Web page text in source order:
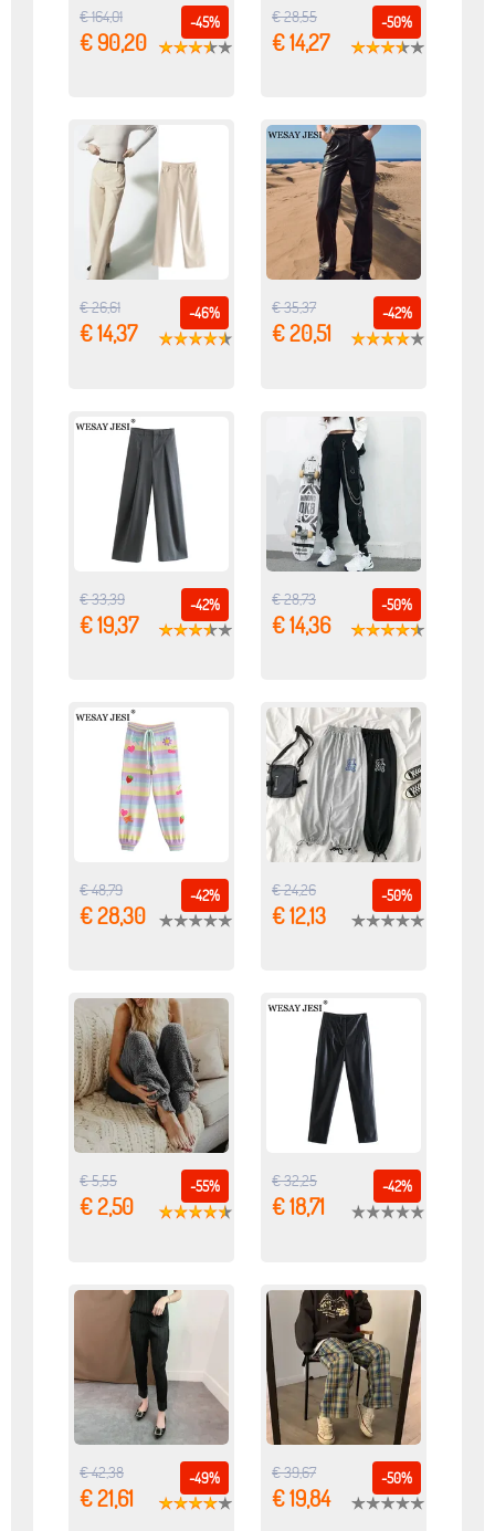
-45%
€ 164,01
€ 90,20
-50%
€ 28,55
€ 14,27
-46%
€ 26,61
€ 14,37
-42%
€ 35,37
€ 20,51
-42%
€ 33,39
€ 19,37
-50%
€ 28,73
€ 14,36
-42%
€ 48,79
€ 28,30
-50%
€ 24,26
€ 12,13
-55%
€ 5,55
€ 2,50
-42%
€ 32,25
€ 18,71
-49%
€ 42,38
€ 21,61
-50%
€ 39,67
€ 19,84